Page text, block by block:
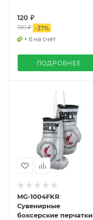
120 ₽
190 ₽ -37%
+ 6 на счет
ПОДРОБНЕЕ
MG-1004FKR
Сувенирные
боксерские перчатки